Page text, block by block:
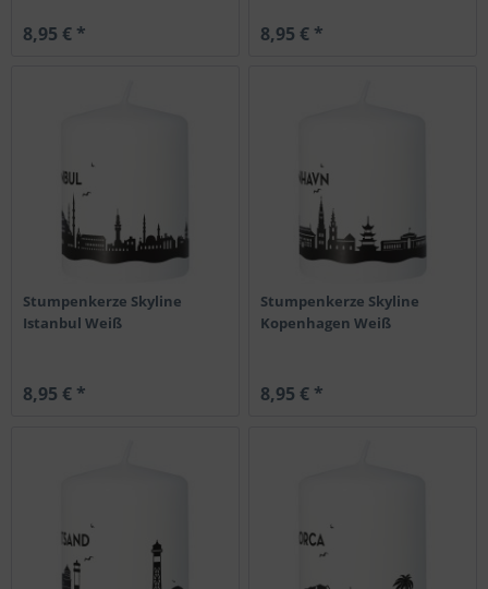
8,95 € * 8,95 € *
Stumpenkerze Skyline
Istanbul Weiß
8,95 € *
Stumpenkerze Skyline
Kopenhagen Weiß
8,95 € *